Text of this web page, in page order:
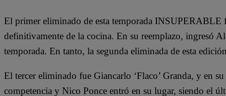
El primer eliminado de esta temporada INSUPERABLE
definitivamente de la cocina. En su reemplazo, ingresó
temporada. En tanto, la segunda eliminada de esta
El tercer eliminado fue Giancarlo ‘Flaco’ Granda, y en
competencia y Nico Ponce entró en su lugar, siendo el